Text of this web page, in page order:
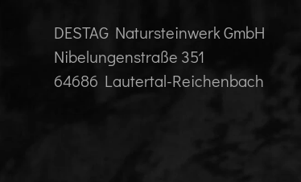
DESTAG Natursteinwerk GmbH
Nibelungenstraße 351
64686 Lautertal-Reichenbach